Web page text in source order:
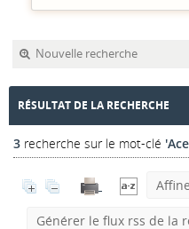
Nouvelle recherche
RÉSULTAT DE LA RECHERCHE
3 recherche sur le mot-clé
Générer le flux rss de la